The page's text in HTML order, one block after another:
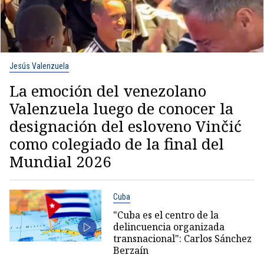
Jesús Valenzuela
La emoción del venezolano
Valenzuela luego de conocer la
designación del esloveno Vinčić
como colegiado de la final del
Mundial 2026
Cuba
"Cuba es el centro de la
delincuencia organizada
transnacional": Carlos Sánchez
Berzaín